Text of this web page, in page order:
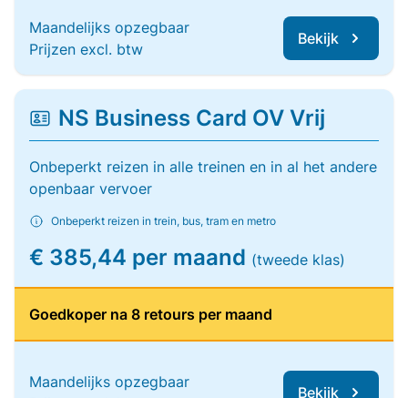
Maandelijks opzegbaar
Prijzen excl. btw
Bekijk
NS Business Card OV Vrij
Onbeperkt reizen in alle treinen en in al het andere
openbaar vervoer
Onbeperkt reizen in trein, bus, tram en metro
€ 385,44 per maand (tweede klas)
Goedkoper na 8 retours per maand
Maandelijks opzegbaar
Bekijk